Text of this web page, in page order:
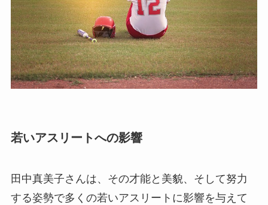
若いアスリートへの影響
田中真美子さんは、その才能と美貌、そして努力
する姿勢で多くの若いアスリートに影響を与えて